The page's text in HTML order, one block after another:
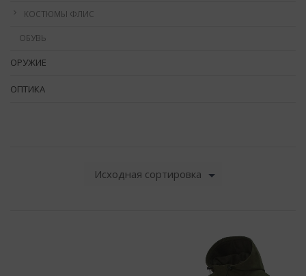
Исходная сортировка
КОСТЮМЫ ФЛИС
ОБУВЬ
ОРУЖИЕ
ОПТИКА